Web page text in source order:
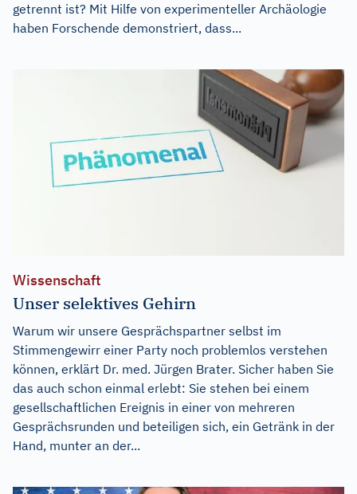
getrennt ist? Mit Hilfe von experimenteller Archäologie
haben Forschende demonstriert, dass...
Wissenschaft
Unser selektives Gehirn
Warum wir unsere Gesprächspartner selbst im
Stimmengewirr einer Party noch problemlos verstehen
können, erklärt Dr. med. Jürgen Brater. Sicher haben Sie
das auch schon einmal erlebt: Sie stehen bei einem
gesellschaftlichen Ereignis in einer von mehreren
Gesprächsrunden und beteiligen sich, ein Getränk in der
Hand, munter an der...